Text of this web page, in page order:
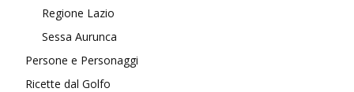
Regione Lazio
Sessa Aurunca
Persone e Personaggi
Ricette dal Golfo